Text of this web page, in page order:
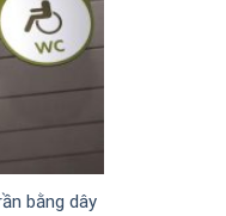
bằng dây